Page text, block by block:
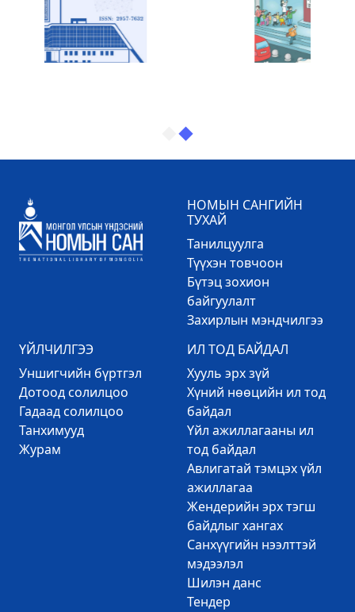
НОМЫН САНГИЙН
ТУХАЙ
Танилцуулга
Түүхэн товчоон
Бүтэц зохион
байгуулалт
Захирлын мэндчилгээ
ҮЙЛЧИЛГЭЭ
Уншигчийн бүртгэл
Дотоод солилцоо
Гадаад солилцоо
Танхимууд
Журам
ИЛ ТОД БАЙДАЛ
Хууль эрх зүй
Хүний нөөцийн ил тод
байдал
Үйл ажиллагааны ил
тод байдал
Авлигатай тэмцэх үйл
ажиллагаа
Жендерийн эрх тэгш
байдлыг хангах
Санхүүгийн нээлттэй
мэдээлэл
Шилэн данс
Тендер